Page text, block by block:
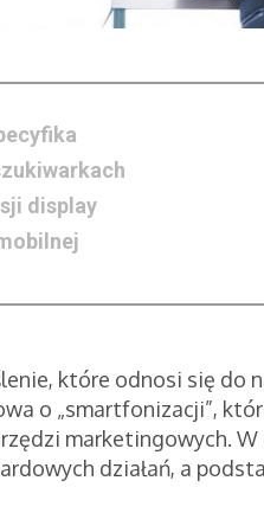
display
które odnosi się do
o „smartfonizacji”,
marketingowych.
działań, a